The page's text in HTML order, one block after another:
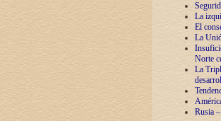
La
El
La
Norte
La
Rusia